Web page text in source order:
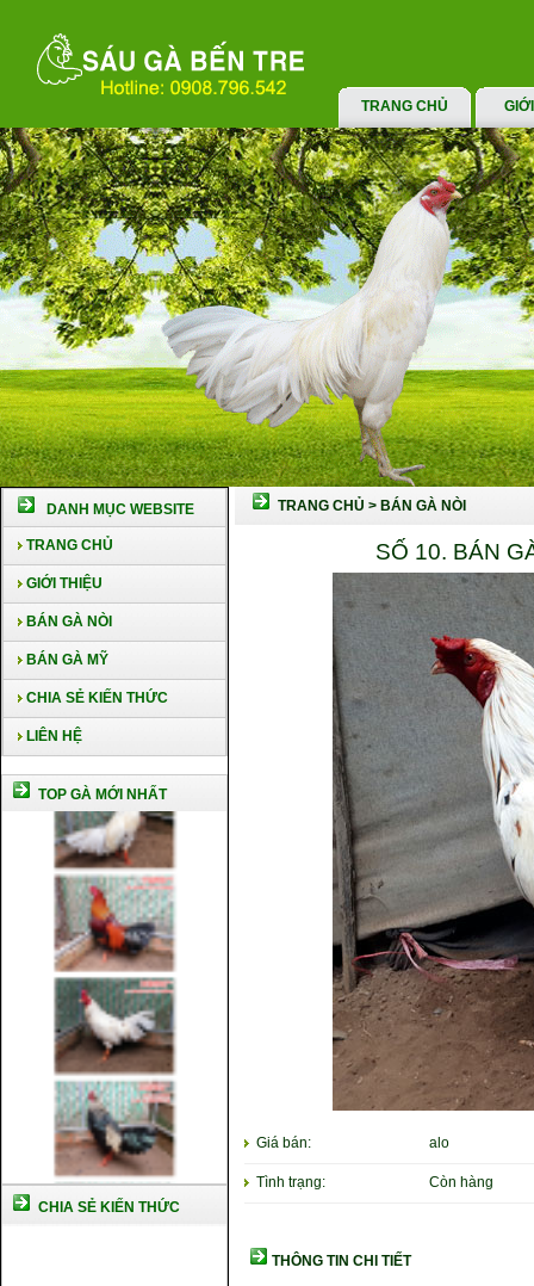
TRANG CHỦ
DANH MỤC WEBSITE
TRANG CHỦ
GIỚI THIỆU
BÁN GÀ NÒI
BÁN GÀ MỸ
CHIA SẺ KIẾN THỨC
LIÊN HỆ
TOP GÀ MỚI NHẤT
CHIA SẺ KIẾN THỨC
TRANG CHỦ > BÁN GÀ NÒI
SỐ 10. BÁN
Giá bán: alo
Tình trạng: Còn hàng
THÔNG TIN CHI TIẾT